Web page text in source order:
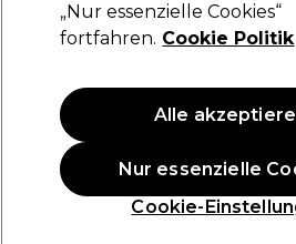
Filters
ANGEBOT
„Nur essenzielle Cookies“
fortfahren. Cookie Politik
Cookie-
Nur essenzielle
Alle